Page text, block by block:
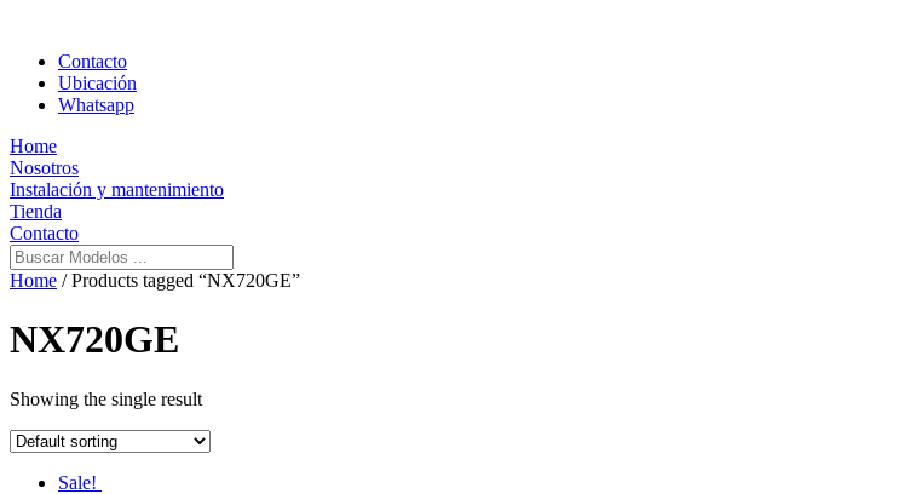
Contacto
Ubicación
Whatsapp
Home
Nosotros
Instalación y mantenimiento
Tienda
Contacto
Home / Products tagged “NX720GE”
NX720GE
Showing the single result
Sale!